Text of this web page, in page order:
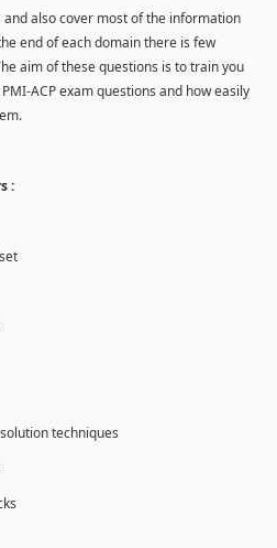
also cover most of the information
end of each domain there is few
aim of these questions is to train you
ACP exam questions and how easily
:
techniques